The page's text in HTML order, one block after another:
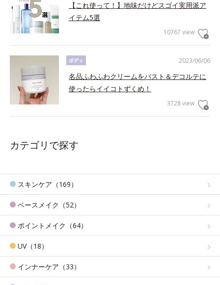
【これ使って！】地味だけどスゴイ実用派ア
イテム5選
10767 view
2023/06/06
ボディ
名品ふわふわクリームをバスト＆デコルテに
使ったらイイコトずくめ！
3728 view
カテゴリで探す
スキンケア（169）
ベースメイク（52）
ポイントメイク（64）
UV（18）
インナーケア（33）